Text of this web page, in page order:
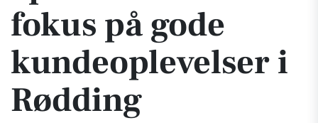
fokus på gode
kundeoplevelser i
Rødding